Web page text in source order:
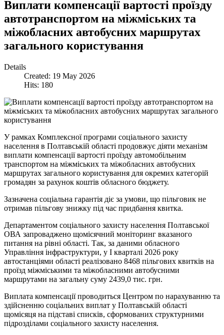
Виплати компенсації вартості проїзду
автотранспортом на міжміських та
міжобласних автобусних маршрутах
загального користування
Details
Created: 19 May 2026
Hits: 180
У рамках Комплексної програми соціального захисту
населення в Полтавській області продовжує діяти механізм
виплати компенсації вартості проїзду автомобільним
транспортом на міжміських та міжобласних автобусних
маршрутах загального користування для окремих категорій
громадян за рахунок коштів обласного бюджету.
Зазначена соціальна гарантія діє за умови, що пільговик не
отримав пільгову знижку під час придбання квитка.
Департаментом соціального захисту населення Полтавської
ОВА запроваджено щомісячний моніторинг вказаного
питання на рівні області. Так, за даними обласного
Управління інфраструктури, у І кварталі 2026 року
автостанціями області реалізовано 8468 пільгових квитків на
проїзд міжміськими та міжобласними автобусними
маршрутами на загальну суму 2439,0 тис. грн.
Виплата компенсації проводиться Центром по нарахуванню та
здійсненню соціальних виплат у Полтавській області
щомісяця на підставі списків, сформованих структурними
підрозділами соціального захисту населення.